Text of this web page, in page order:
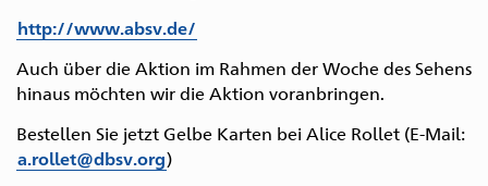
http://www.absv.de/
Auch über die Aktion im Rahmen der Woche des Sehens
hinaus möchten wir die Aktion voranbringen.
Bestellen Sie jetzt Gelbe Karten bei Alice Rollet (E-Mail:
a.rollet@dbsv.org)